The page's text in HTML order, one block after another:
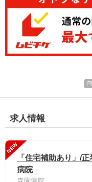
求人情報
NEW
「住宅補助あり」/
病院
森園病院